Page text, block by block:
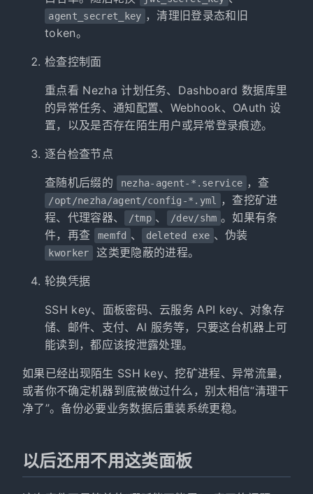
agent_secret_key ，清理旧登录态和旧
token。
检查控制面
重点看 Nezha 计划任务、Dashboard 数据库里
的异常任务、通知配置、Webhook、OAuth 设
置，以及是否存在陌生用户或异常登录痕迹。
逐台检查节点
查随机后缀的 nezha-agent-*.service ，查
/opt/nezha/agent/config-*.yml
，查挖矿进
程、代理容器、
/tmp 、 /dev/shm 。如果有条
件，再查
memfd 、 deleted exe 、伪装
kworker 这类更隐蔽的进程。
轮换凭据
SSH key、面板密码、云服务 API key、对象存
储、邮件、支付、AI 服务等，只要这台机器上可
能读到，都应该按泄露处理。
如果已经出现陌生 SSH key、挖矿进程、异常流量，
或者你不确定机器到底被做过什么，别太相信“清理干
净了”。备份必要业务数据后重装系统更稳。
以后还用不用这类面板